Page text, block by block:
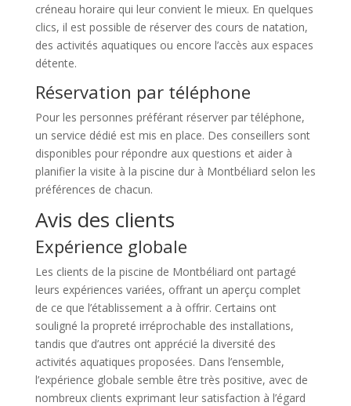
créneau horaire qui leur convient le mieux. En quelques
clics, il est possible de réserver des cours de natation,
des activités aquatiques ou encore l’accès aux espaces
détente.
Réservation par téléphone
Pour les personnes préférant réserver par téléphone,
un service dédié est mis en place. Des conseillers sont
disponibles pour répondre aux questions et aider à
planifier la visite à la piscine dur à Montbéliard selon les
préférences de chacun.
Avis des clients
Expérience globale
Les clients de la piscine de Montbéliard ont partagé
leurs expériences variées, offrant un aperçu complet
de ce que l’établissement a à offrir. Certains ont
souligné la propreté irréprochable des installations,
tandis que d’autres ont apprécié la diversité des
activités aquatiques proposées. Dans l’ensemble,
l’expérience globale semble être très positive, avec de
nombreux clients exprimant leur satisfaction à l’égard